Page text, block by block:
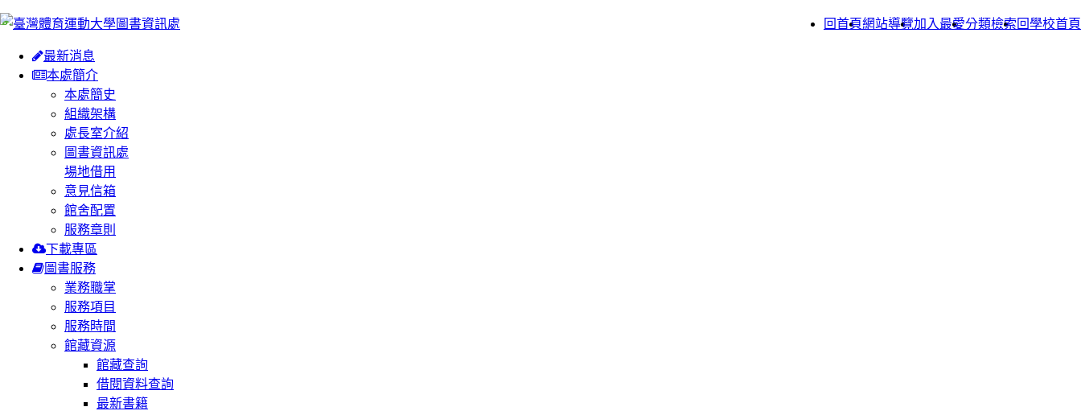
::: 回學校首頁
分類檢索
加入最愛
網站導覽
回首頁
最新消息
本處簡介
本處簡史
組織架構
處長室介紹
圖書資訊處
場地借用
意見信箱
館舍配置
服務章則
下載專區
圖書服務
業務職掌
服務項目
服務時間
館藏資源
館藏查詢
借閱資料查詢
最新書籍